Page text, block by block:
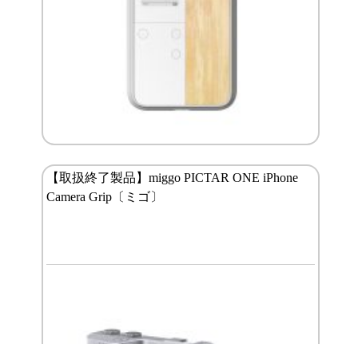
【取扱終了製品】miggo PICTAR ONE iPhone
Camera Grip〔ミゴ〕